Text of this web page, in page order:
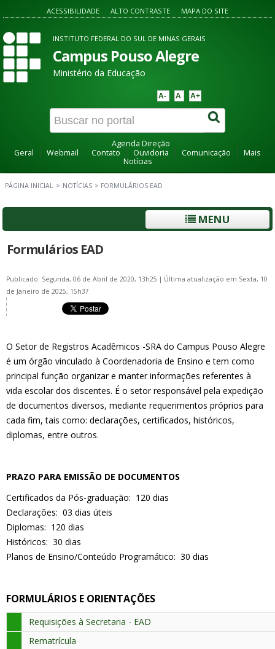
ACESSIBILIDADE ALTO CONTRASTE MAPA DO SITE
INSTITUTO FEDERAL DO SUL DE MINAS GERAIS
Campus Pouso Alegre
Ministério da Educação
A- A A+
Agenda Direção
Geral
Webmail Contato Ouvidoria Comunicação
Mais
Notícias
PÁGINA INICIAL > NOTÍCIAS > FORMULÁRIOS EAD
MENU
Formulários EAD
Publicado: Segunda, 06 de Abril de 2020, 13h25 | Última atualização em Sexta, 10
de Janeiro de 2025, 15h37
O Setor de Registros Acadêmicos -SRA do Campus Pouso Alegre
é um órgão vinculado à Coordenadoria de Ensino e tem como
principal função organizar e manter informações referentes à
vida escolar dos discentes. É o setor responsável pela expedição
de documentos diversos, mediante requerimentos próprios para
cada fim, tais como: declarações, certificados, históricos,
diplomas, entre outros.
PRAZO PARA EMISSÃO DE DOCUMENTOS
Certificados da Pós-graduação: 120 dias
Declarações: 03 dias úteis
Diplomas: 120 dias
Históricos: 30 dias
Planos de Ensino/Conteúdo Programático: 30 dias
FORMULÁRIOS E ORIENTAÇÕES
Requisições à Secretaria - EAD
Rematrícula